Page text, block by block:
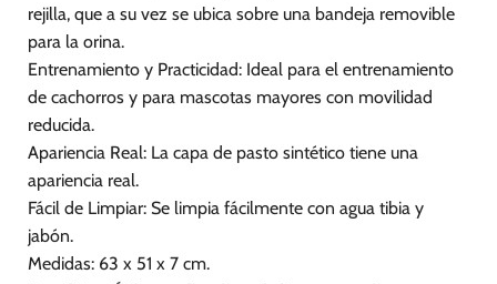
rejilla, que a su vez se ubica sobre una bandeja removible
para la orina.
Entrenamiento y Practicidad: Ideal para el entrenamiento
de cachorros y para mascotas mayores con movilidad
reducida.
Apariencia Real: La capa de pasto sintético tiene una
apariencia real.
Fácil de Limpiar: Se limpia fácilmente con agua tibia y
jabón.
Medidas: 63 x 51 x 7 cm.